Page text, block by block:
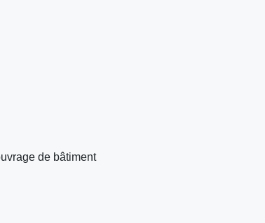
de bâtiment